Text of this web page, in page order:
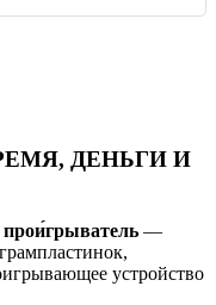
ДЕНЬГИ И
—
устройство